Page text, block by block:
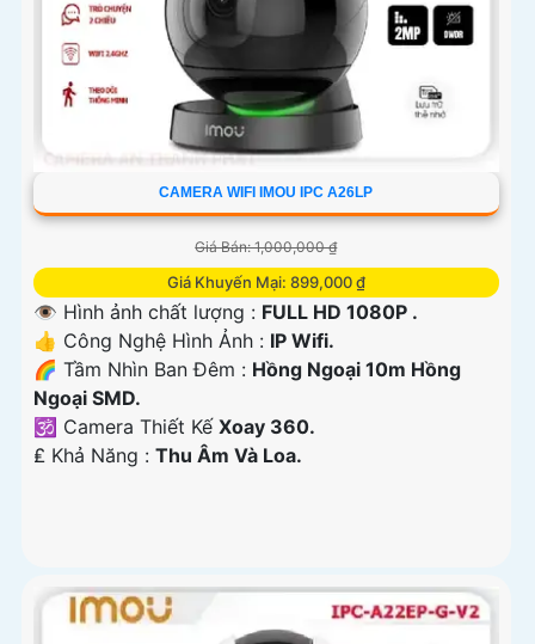
CAMERA WIFI IMOU IPC A26LP
Giá Bán: 1,000,000 ₫
Giá Khuyến Mại: 899,000 ₫
👁 Hình ảnh chất lượng : FULL HD 1080P .
👍 Công Nghệ Hình Ảnh : IP Wifi.
🌈 Tầm Nhìn Ban Đêm : Hồng Ngoại 10m Hồng
Ngoại SMD.
🕉️ Camera Thiết Kế Xoay 360.
️₤ Khả Năng : Thu Âm Và Loa.